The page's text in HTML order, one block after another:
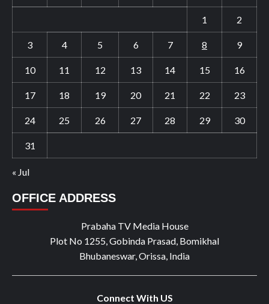
1 2
3 4 5 6 7 8 9
10 11 12 13 14 15 16
17 18 19 20 21 22 23
24 25 26 27 28 29 30
31
« Jul
OFFICE ADDRESS
Prabaha TV Media House
Plot No 1255, Gobinda Prasad, Bomikhal
Bhubaneswar, Orissa, India
Connect With US